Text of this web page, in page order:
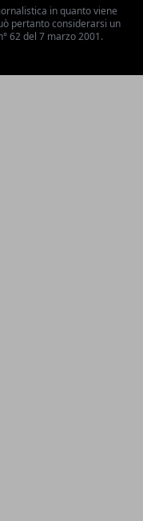
in quanto viene
pertanto considerarsi un
62 del 7 marzo 2001.